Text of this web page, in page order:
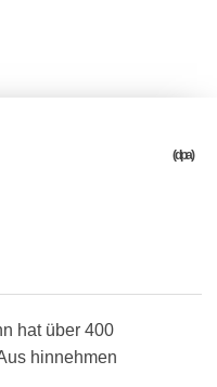
(dpa)
hat über 400
hinnehmen